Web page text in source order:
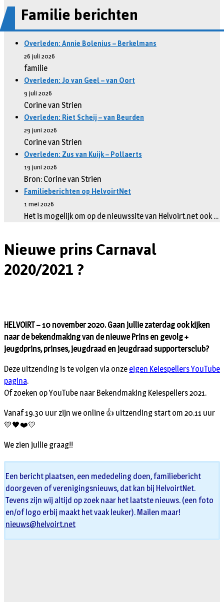
Familie berichten
Overleden: Annie Bolenius – Berkelmans
26 juli 2026
familie
Overleden: Jo van Geel – van Oort
9 juli 2026
Corine van Strien
Overleden: Riet Scheij – van Beurden
29 juni 2026
Corine van Strien
Overleden: Zus van Kuijk – Pollaerts
19 juni 2026
Bron: Corine van Strien
Familieberichten op HelvoirtNet
1 mei 2026
Het is mogelijk om op de nieuwssite van Helvoirt.net ook …
Nieuwe prins Carnaval
2020/2021 ?
HELVOIRT – 10 november 2020. Gaan jullie zaterdag ook kijken
naar de bekendmaking van de nieuwe Prins en gevolg +
jeugdprins, prinses, jeugdraad en jeugdraad supportersclub?
Deze uitzending is te volgen via onze eigen Keiespellers YouTube
pagina.
Of zoeken op YouTube naar Bekendmaking Keiespellers 2021.
Vanaf 19.30 uur zijn we online 👍 uitzending start om 20.11 uur
💙🖤❤️💛
We zien jullie graag!!
Een bericht plaatsen, een mededeling doen, familiebericht
doorgeven of verenigingsnieuws, dat kan bij HelvoirtNet.
Tevens zijn wij altijd op zoek naar het laatste nieuws. (een foto
en/of logo erbij maakt het vaak leuker). Mailen maar!
nieuws@helvoirt.net